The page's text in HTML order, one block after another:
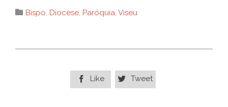
 Category
Bispo, Diocese, Paróquia, Viseu
 Like  Tweet